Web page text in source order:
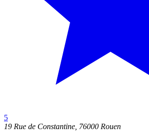
5
19 Rue de Constantine, 76000 Rouen